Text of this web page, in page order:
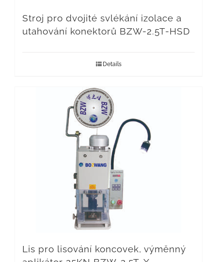
Stroj pro dvojité svlékání izolace a
utahování konektorů BZW-2.5T-HSD
Details
Lis pro lisování koncovek, výměnný